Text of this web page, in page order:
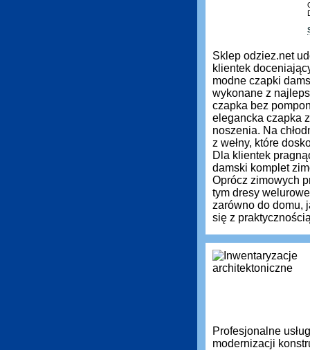
Sklep odziez.net
klientek
modne czapki
wykonane z
czapka bez
elegancka czapka
noszenia. Na
z wełny, które
Dla klientek
damski komplet
Oprócz zimowych
tym dresy
zarówno do domu,
się z
Profesjonalne
modernizacji